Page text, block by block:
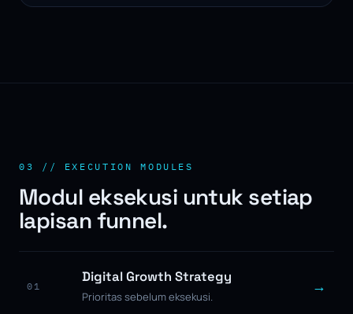
03 // EXECUTION MODULES
Modul eksekusi untuk setiap
lapisan funnel.
01
Digital Growth Strategy
Prioritas sebelum eksekusi.
→